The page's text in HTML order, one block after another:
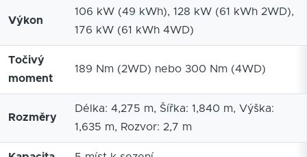
Výkon
106 kW (49 kWh), 128 kW (61 kWh 2WD),
176 kW (61 kWh 4WD)
Točivý
moment
189 Nm (2WD) nebo 300 Nm (4WD)
Rozměry
Délka: 4,275 m, Šířka: 1,840 m, Výška:
1,635 m, Rozvor: 2,7 m